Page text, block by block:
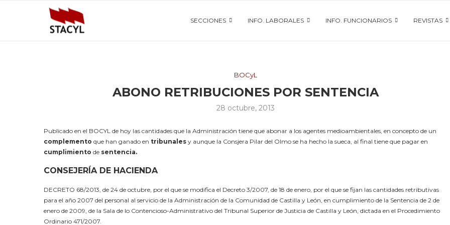
SECCIONES INFO. LABORALES INFO. FUNCIONARIOS REVISTAS
BOCyL
ABONO RETRIBUCIONES POR SENTENCIA
28 octubre, 2013
Publicado en el BOCYL de hoy las cantidades que la Administración tiene que abonar a los agentes medioambientales, en concepto de un
complemento que han ganado en tribunales y aunque la Consjera Pilar del Olmo se ha hecho la sueca, al final tiene que pagar en
cumplimiento de sentencia.
CONSEJERÍA DE HACIENDA
DECRETO 68/2013, de 24 de octubre, por el que se modifica el Decreto 3/2007, de 18 de enero, por el que se fijan las cantidades retributivas
para el año 2007 del personal al servicio de la Administración de la Comunidad de Castilla y León, en cumplimiento de la Sentencia de 2 de
enero de 2009, de la Sala de lo Contencioso-Administrativo del Tribunal Superior de Justicia de Castilla y León, dictada en el Procedimiento
Ordinario 471/2007.